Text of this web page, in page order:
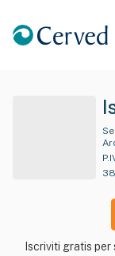
Iscriviti gratis